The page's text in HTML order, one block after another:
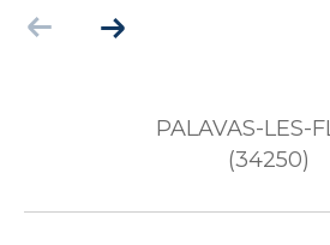
PALAVAS-LES-
(34250)